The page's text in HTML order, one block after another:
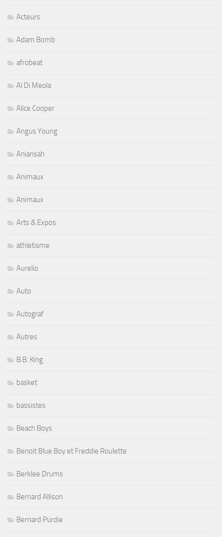
Acteurs
Adam Bomb
afrobeat
Al Di Meola
Alice Cooper
Angus Young
Aniansah
Animaux
Animaux
Arts & Expos
athletisme
Aurelio
Auto
Autograf
Autres
B.B. King
basket
bassistes
Beach Boys
Benoit Blue Boy et Freddie Roulette
Berklee Drums
Bernard Allison
Bernard Purdie